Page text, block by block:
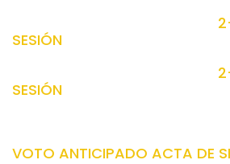
SESIÓN
SESIÓN
VOTO ANTICIPADO ACTA DE